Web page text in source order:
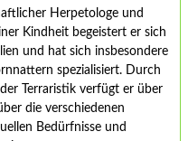
Herpetologe und
Kindheit begeistert er sich
und hat sich insbesondere
spezialisiert. Durch
Terraristik verfügt er über
die verschiedenen
Bedürfnisse und